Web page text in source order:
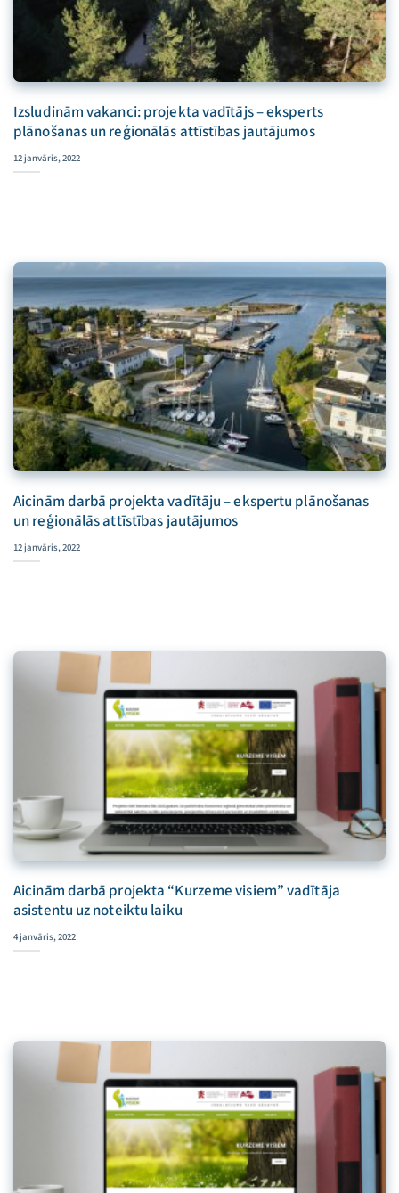
Izsludinām vakanci: projekta vadītājs – eksperts
plānošanas un reģionālās attīstības jautājumos
12 janvāris, 2022
Aicinām darbā projekta vadītāju – ekspertu plānošanas
un reģionālās attīstības jautājumos
12 janvāris, 2022
Aicinām darbā projekta “Kurzeme visiem” vadītāja
asistentu uz noteiktu laiku
4 janvāris, 2022